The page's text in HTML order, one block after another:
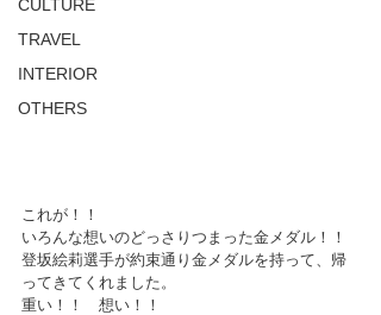
CULTURE
TRAVEL
INTERIOR
OTHERS
これが！！
いろんな想いのどっさりつまった金メダル！！
登坂絵莉選手が約束通り金メダルを持って、帰
ってきてくれました。
重い！！　想い！！